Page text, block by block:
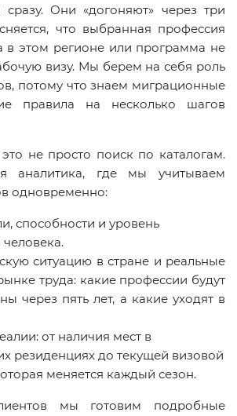
сразу. Они «догоняют» через три
что выбранная профессия
в этом регионе или программа не
визу. Мы берем на себя роль
потому что знаем миграционные
правила на несколько шагов
не просто поиск по каталогам.
аналитика, где мы учитываем
одновременно:
способности и уровень
ситуацию в стране и реальные
труда: какие профессии будут
через пять лет, а какие уходят в
от наличия мест в
резиденциях до текущей визовой
меняется каждый сезон.
мы готовим подробные